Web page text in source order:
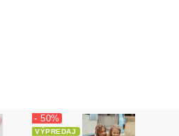
VÝPREDAJ
- 50%